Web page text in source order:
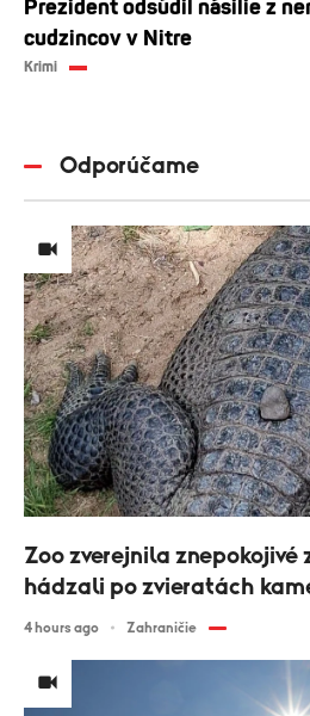
Prezident odsúdil násilie z
cudzincov v Nitre
Krimi
Odporúčame
Zoo zverejnila znepokojivé
hádzali po zvieratách
4 hours ago Zahraničie